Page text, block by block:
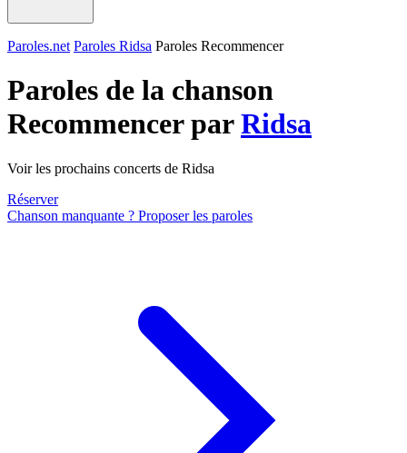
Paroles.net Paroles Ridsa Paroles Recommencer
Paroles de la chanson
Recommencer parRidsa
Voir les prochains concerts de Ridsa
Réserver
Chanson manquante ? Proposer les paroles